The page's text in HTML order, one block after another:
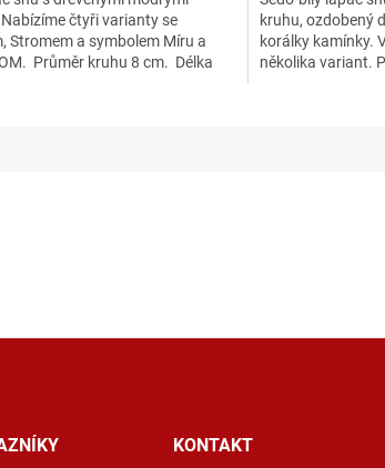
čtyři varianty se
Stromem a symbolem Míru a
Průměr kruhu 8 cm. Délka
kruhu, ozdobený
korálky kamínky.
několika variant.
KONTAKT